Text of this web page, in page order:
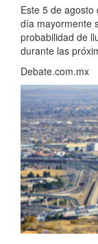
Este 5 de
día mayormente
probabilidad de
durante las
Debate.com.mx